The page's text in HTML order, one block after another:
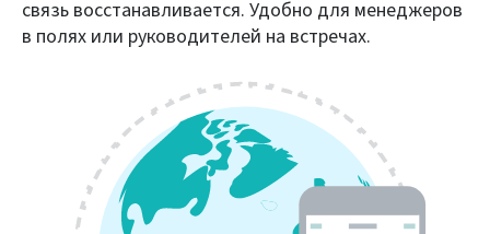
связь восстанавливается. Удобно для менеджеров
в полях или руководителей на встречах.